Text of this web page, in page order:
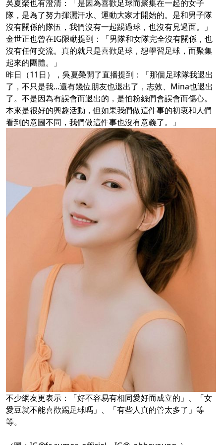
吳夏榮也有澄清：「是因為喜歡足球而聚集在一起的女子
隊，是為了努力揮灑汗水、運動大家才開始的。是和男子隊
沒有關係的隊伍，我們沒有一起踢過球，也沒有見過面。」
金世正也曾在IG限動提到：「男隊和女隊完全沒有關係，也
沒有任何交流。真的就只是喜歡足球，想學習足球，而聚集
起來的團體。」
昨日（11日），吳夏榮開了直播提到：「那個足球隊我退出
了，不只是我...還有幾位朋友也退出了，志效、Mina也退出
了。不是因為有誤會而退出的，是怕粉絲們會誤會而傷心。
本來是很好的興趣活動，但如果我們做這件事的初衷和人們
看到的意圖不同，我們做這件事也沒有意義了。」
不少網友更表示：「好不容易有相同愛好而成立的」、「女
愛豆就不能喜歡踢足球嗎」、「有些人真的管太多了」等
等。